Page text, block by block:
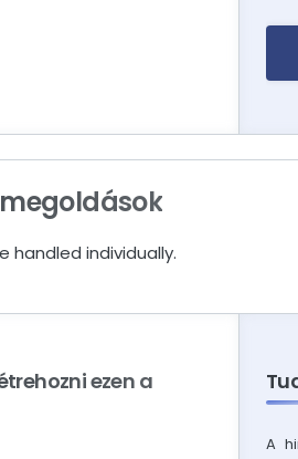
handled individually.
ezen a
A